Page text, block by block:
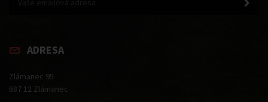
ADRESA
Zlámanec 95
687 12 Zlámanec